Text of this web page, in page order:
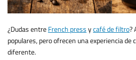
¿Dudas entreFrench pressycafé de filtro?
populares, pero ofrecen una experiencia
diferente.